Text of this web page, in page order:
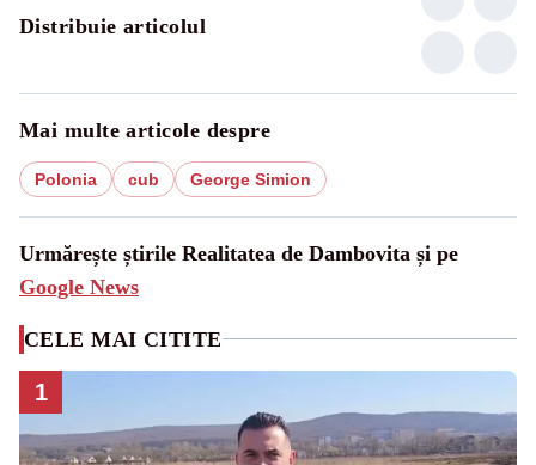
Distribuie articolul
Mai multe articole despre
Polonia cub George Simion
Urmărește știrile Realitatea de Dambovita și pe
Google News
CELE MAI CITITE
1